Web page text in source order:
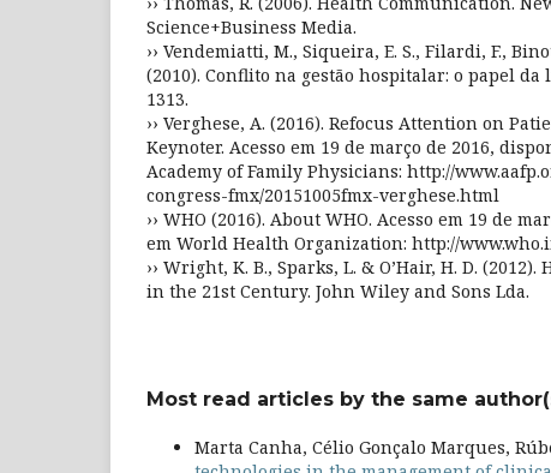
Science+Business Media.
›› Vendemiatti, M., Siqueira, E. S., Filardi, F.,
(2010). Conflito na gestão hospitalar: o papel da
1313.
›› Verghese, A. (2016). Refocus Attention on
Keynoter. Acesso em 19 de março de 2016,
Academy of Family Physicians: http://
congress-fmx/20151005fmx-verghese.html
›› WHO (2016). About WHO. Acesso em 19 de
em World Health Organization: http://
›› Wright, K. B., Sparks, L. & O’Hair, H. D.
in the 21st Century. John Wiley and Sons Lda.
Most read articles by the same
Marta Canha, Célio Gonçalo Marques,